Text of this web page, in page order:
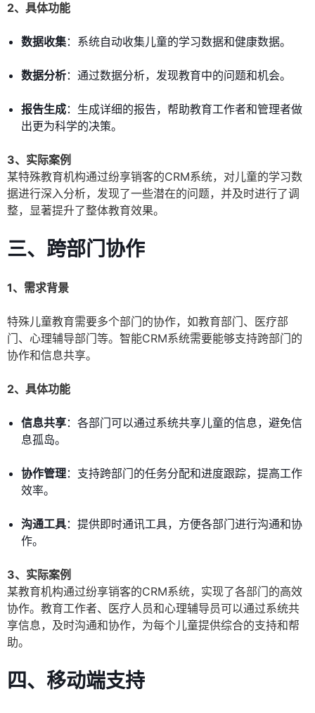
2、具体功能
数据收集：系统自动收集儿童的学习数据和健康数据。
数据分析：通过数据分析，发现教育中的问题和机会。
报告生成：生成详细的报告，帮助教育工作者和管理者做
出更为科学的决策。
3、实际案例
某特殊教育机构通过纷享销客的CRM系统，对儿童的学习数
据进行深入分析，发现了一些潜在的问题，并及时进行了调
整，显著提升了整体教育效果。
三、跨部门协作
1、需求背景
特殊儿童教育需要多个部门的协作，如教育部门、医疗部
门、心理辅导部门等。智能CRM系统需要能够支持跨部门的
协作和信息共享。
2、具体功能
信息共享：各部门可以通过系统共享儿童的信息，避免信
息孤岛。
协作管理：支持跨部门的任务分配和进度跟踪，提高工作
效率。
沟通工具：提供即时通讯工具，方便各部门进行沟通和协
作。
3、实际案例
某教育机构通过纷享销客的CRM系统，实现了各部门的高效
协作。教育工作者、医疗人员和心理辅导员可以通过系统共
享信息，及时沟通和协作，为每个儿童提供综合的支持和帮
助。
四、移动端支持